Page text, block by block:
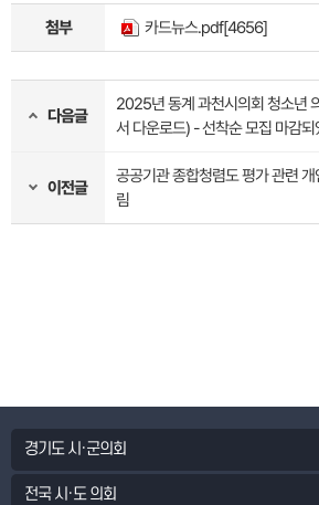
첨부 카드뉴스.pdf[4656]
다음글
2025년 동계 과천시의회 청소년
서 다운로드) - 선착순 모집 마감
이전글
공공기관 종합청렴도 평가 관련
림
경기도 시·군의회
전국 시·도 의회